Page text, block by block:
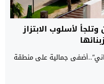
لأسلوب الابتزاز